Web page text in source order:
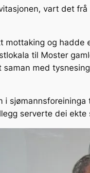
vart det
mottaking og hadde
til Moster
saman med
i
serverte dei